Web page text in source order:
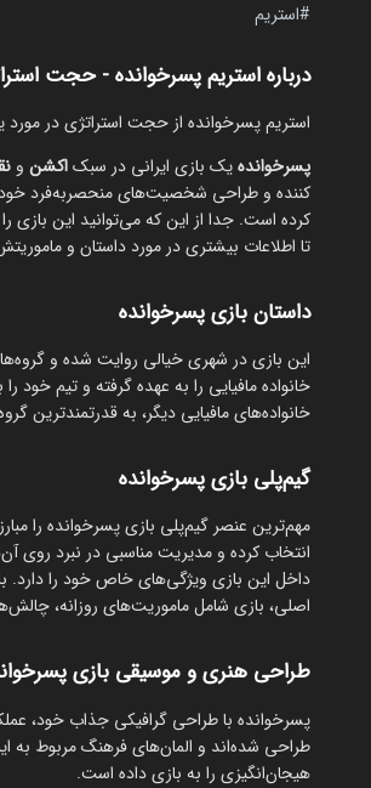
استریم
درباره استریم پسرخوانده - حجت
استریم پسرخوانده از حجت استراتژی در مورد
پسرخواندهیک بازی ایرانی در سبکاکشن و
کننده و طراحی شخصیت‌های منحصربه‌فرد خود،
کرده است. جدا از این که می‌توانید این بازی
تا اطلاعات بیشتری در مورد داستان و
داستان بازی پسرخوانده
این بازی در شهری خیالی روایت شده و
خانواده مافیایی را به عهده گرفته و تیم
خانواده‌های مافیایی دیگر، به قدرتمندترین
گیم‌پلی بازی پسرخوانده
مهم‌ترین عنصر گیم‌پلی بازی پسرخوانده را
انتخاب کرده و مدیریت مناسبی در نبرد روی
داخل این بازی ویژگی‌های خاص خود را دارد.
اصلی، بازی شامل ماموریت‌های روزانه،
طراحی هنری و موسیقی بازی
پسرخوانده با طراحی گرافیکی جذاب خود،
طراحی شده‌اند و المان‌های فرهنگ مربوط به
هیجان‌انگیزی را به بازی داده است.